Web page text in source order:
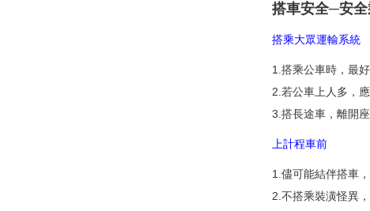
搭車安全─安
搭乘大眾運輸系統
1.搭乘公車時，最
2.若公車上人多，
3.搭長途車，離開
上計程車前
1.儘可能結伴搭車
2.不搭乘裝潢怪異